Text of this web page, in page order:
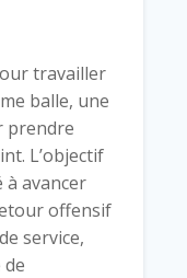
travailler
balle, une
prendre
L’objectif
à avancer
offensif
service,